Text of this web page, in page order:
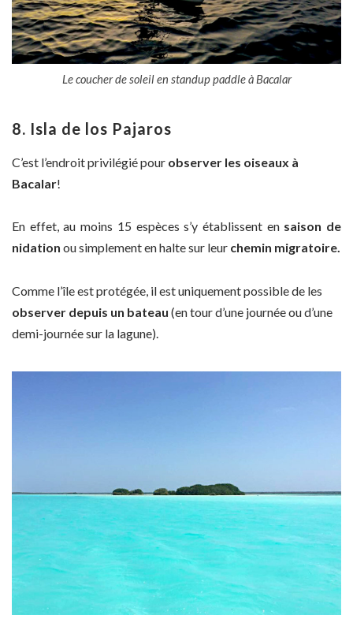
Le coucher de soleil en standup paddle à Bacalar
8. Isla de los Pajaros
C’est l’endroit privilégié pour observer les oiseaux à
Bacalar!
En effet, au moins 15 espèces s’y établissent en saison de
nidation ou simplement en halte sur leur chemin migratoire.
Comme l’île est protégée, il est uniquement possible de les
observer depuis un bateau (en tour d’une journée ou d’une
demi-journée sur la lagune).